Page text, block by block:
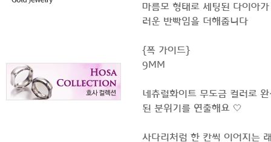
마름모 형태로 세팅된 다이아
러운 반빡임을 더해줍니다
{폭 가이드}
9MM
네츄럴화이트 무도금 컬러로
된 분위기를 연출해요 🤍
사다리처럼 한 칸씩 이어지는